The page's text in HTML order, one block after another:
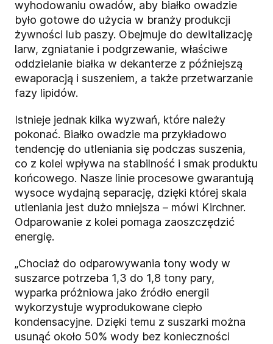
wyhodowaniu owadów, aby białko owadzie
było gotowe do użycia w branży produkcji
żywności lub paszy. Obejmuje do dewitalizację
larw, zgniatanie i podgrzewanie, właściwe
oddzielanie białka w dekanterze z późniejszą
ewaporacją i suszeniem, a także przetwarzanie
fazy lipidów.
Istnieje jednak kilka wyzwań, które należy
pokonać. Białko owadzie ma przykładowo
tendencję do utleniania się podczas suszenia,
co z kolei wpływa na stabilność i smak produktu
końcowego. Nasze linie procesowe gwarantują
wysoce wydajną separację, dzięki której skala
utleniania jest dużo mniejsza – mówi Kirchner.
Odparowanie z kolei pomaga zaoszczędzić
energię.
„Chociaż do odparowywania tony wody w
suszarce potrzeba 1,3 do 1,8 tony pary,
wyparka próżniowa jako źródło energii
wykorzystuje wyprodukowane ciepło
kondensacyjne. Dzięki temu z suszarki można
usunąć około 50% wody bez konieczności